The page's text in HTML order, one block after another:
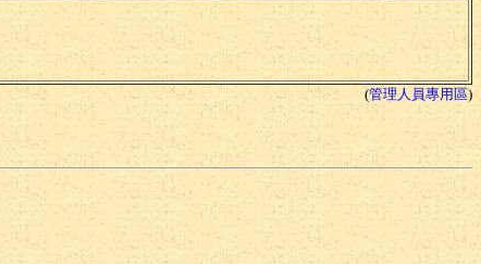
(管理人員專用區)